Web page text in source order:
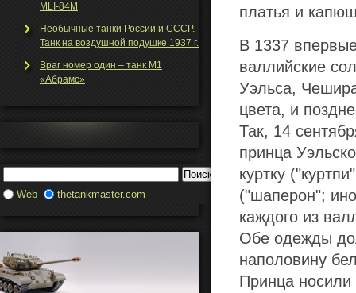
MLI-84M
Необычные танки Росcии и СССР.
Танк на воздушной подушке 1937 г.
Враг номер один – танк М1
«Абрамс»
Web thetankmaster.com
платья и
В 1337
валлийские
Уэльса,
цвета, и
Так, 14
принца
куртку
("шаперон";
каждого из
Обе одежды
наполовину
Принца носили